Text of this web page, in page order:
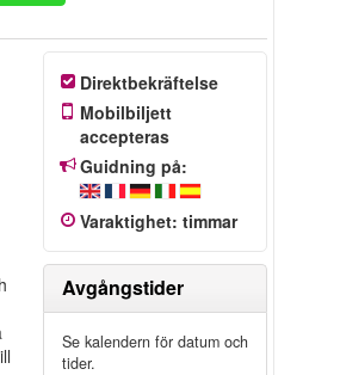
Direktbekräftelse
Mobilbiljett
accepteras
Guidning på:
Varaktighet: timmar
Avgångstider
Se kalendern för datum och
tider.